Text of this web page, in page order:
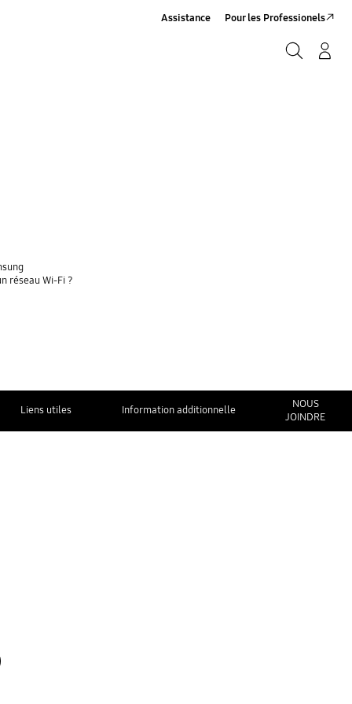
Assistance Pour les Professionels
réseau Wi-Fi ?
Liens utiles Information additionnelle
NOUS
JOINDRE